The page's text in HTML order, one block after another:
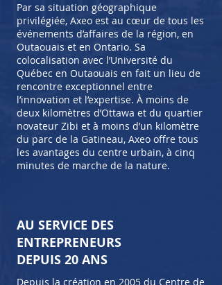
Par sa situation géographique
privilégiée, Axeo est au cœur de tous les
événements d’affaires de la région, en
Outaouais et en Ontario. Sa
colocalisation avec l’Université du
Québec en Outaouais en fait un lieu de
rencontre exceptionnel entre
l’innovation et l’expertise. À moins de
deux kilomètres d’Ottawa et du quartier
novateur Zibi et à moins d’un kilomètre
du parc de la Gatineau, Axeo offre tous
les avantages du centre urbain, à cinq
minutes de marche de la nature.
AU SERVICE DES
ENTREPRENEURS
DEPUIS 20 ANS
Depuis la création en 2005 du Centre de